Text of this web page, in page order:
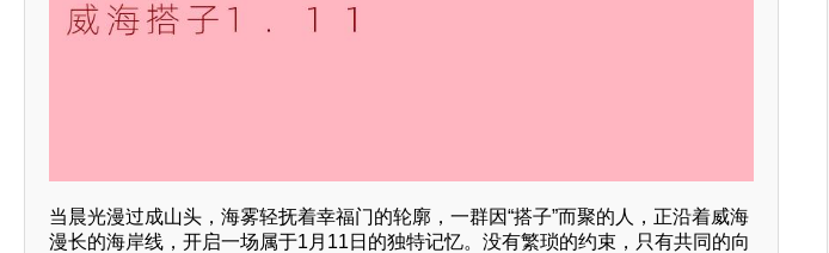
当晨光漫过成山头，海雾轻抚着幸福门的轮廓，一群因“搭子”而聚的人，正沿着威海
漫长的海岸线，开启一场属于1月11日的独特记忆。没有繁琐的约束，只有共同的向